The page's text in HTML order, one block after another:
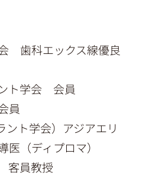
歯科エックス線優良
ト学会 会員
員
ト学会） アジアエリ
（ディプロマ）
客員教授